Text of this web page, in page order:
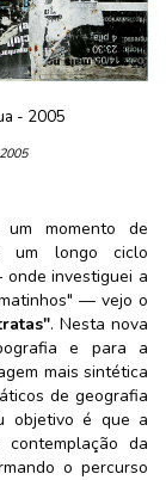
- 2005
um momento de
um longo ciclo
investiguei a
— vejo o
. Nesta nova
e para a
mais sintética
de geografia
objetivo é que a
da
o percurso